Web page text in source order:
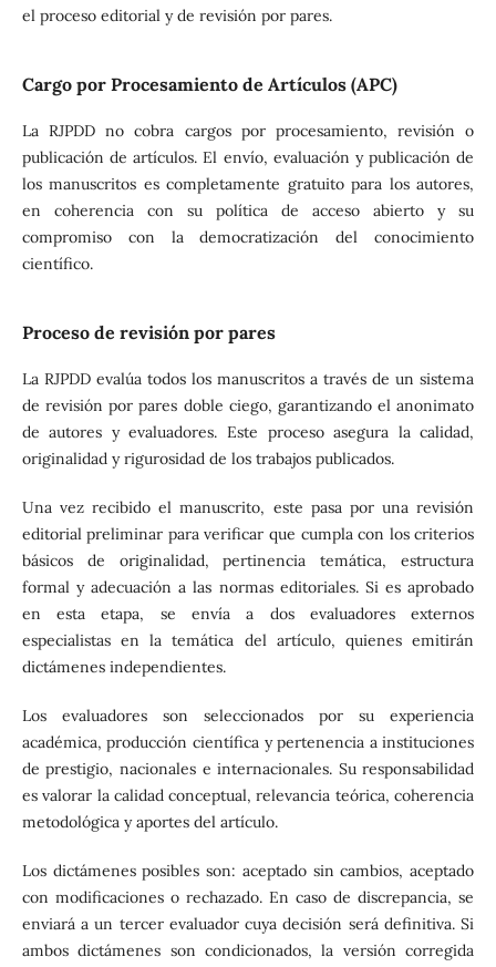
el proceso editorial y de revisión por pares.
Cargo por Procesamiento de Artículos (APC)
La RJPDD no cobra cargos por procesamiento, revisión o
publicación de artículos. El envío, evaluación y publicación de
los manuscritos es completamente gratuito para los autores,
en coherencia con su política de acceso abierto y su
compromiso con la democratización del conocimiento
científico.
Proceso de revisión por pares
La RJPDD evalúa todos los manuscritos a través de un sistema
de revisión por pares doble ciego, garantizando el anonimato
de autores y evaluadores. Este proceso asegura la calidad,
originalidad y rigurosidad de los trabajos publicados.
Una vez recibido el manuscrito, este pasa por una revisión
editorial preliminar para verificar que cumpla con los criterios
básicos de originalidad, pertinencia temática, estructura
formal y adecuación a las normas editoriales. Si es aprobado
en esta etapa, se envía a dos evaluadores externos
especialistas en la temática del artículo, quienes emitirán
dictámenes independientes.
Los evaluadores son seleccionados por su experiencia
académica, producción científica y pertenencia a instituciones
de prestigio, nacionales e internacionales. Su responsabilidad
es valorar la calidad conceptual, relevancia teórica, coherencia
metodológica y aportes del artículo.
Los dictámenes posibles son: aceptado sin cambios, aceptado
con modificaciones o rechazado. En caso de discrepancia, se
enviará a un tercer evaluador cuya decisión será definitiva. Si
ambos dictámenes son condicionados, la versión corregida